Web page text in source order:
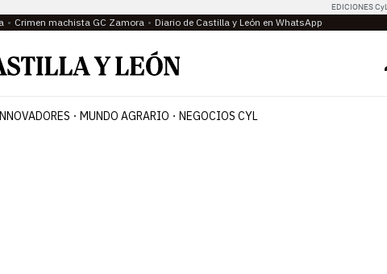
EDICIONES CyL
Crimen machista GC Zamora Diario de Castilla y León en WhatsApp
MUNDO AGRARIO NEGOCIOS CYL